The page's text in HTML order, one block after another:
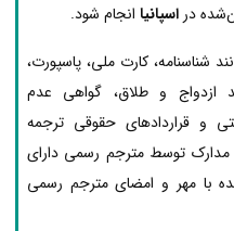
در اسپانیا انجام شود.
شناسنامه، کارت ملی، پاسپورت،
ازدواج و طلاق، گواهی عدم
و قراردادهای حقوقی ترجمه
مدارک توسط مترجم رسمی دارای
با مهر و امضای مترجم رسمی